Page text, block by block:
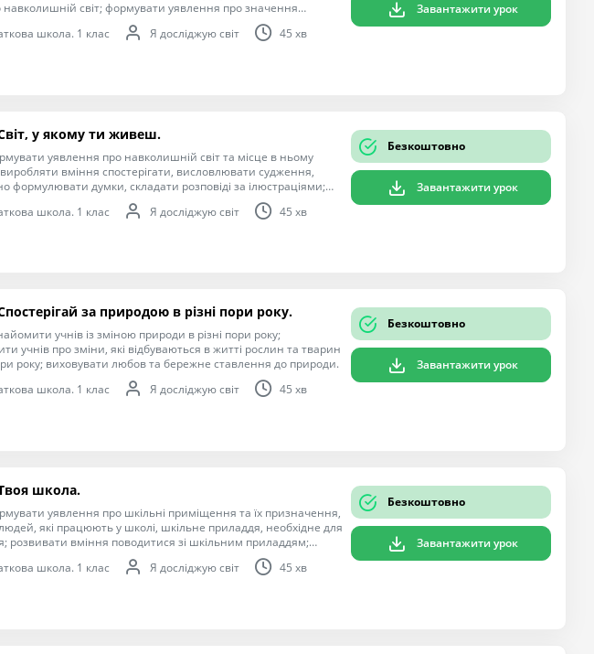
навколишній світ; формувати уявлення про значення
навколишнього світу та місця людини в ньому; розвивати
з підручником, спостерігати та зіставляти;
школа. 1 клас Я досліджую світ 45 хв
Завантажити урок
у якому ти живеш.
уявлення про навколишній світ та місце в ньому
вміння спостерігати, висловлювати судження,
формулювати думки, складати розповіді за ілюстраціями;
бажання пізнавати навколишній світ.
школа. 1 клас Я досліджую світ 45 хв
Безкоштовно
Завантажити урок
за природою в різні пори року.
учнів із зміною природи в різні пори року;
учнів про зміни, які відбуваються в житті рослин та тварин
року; виховувати любов та бережне ставлення до природи.
школа. 1 клас
Я досліджую світ 45 хв
Безкоштовно
Завантажити урок
школа.
уявлення про шкільні приміщення та їх призначення,
людей, які працюють у школі, шкільне приладдя, необхідне для
розвивати вміння поводитися зі шкільним приладдям;
дисциплінованість, ввічливість, охайність, шанобливе
до старших, однокласників, повагу до праці людей, які
школа. 1 клас Я досліджую світ 45 хв
Безкоштовно
Завантажити урок